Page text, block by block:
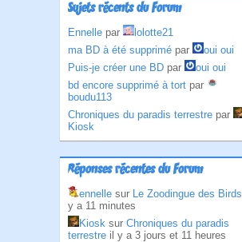
Sujets récents du Forum
Ennelle par
lolotte21
ma BD à été supprimé par
oui oui
Puis-je créer une BD par
oui oui
bd encore supprimé à tort par
boudu113
Chroniques du paradis terrestre par
Kiosk
Réponses récentes du Forum
ennelle sur Le Zoodingue des Birds
y a 11 minutes
Kiosk sur Chroniques du paradis
terrestre il y a 3 jours et 11 heures